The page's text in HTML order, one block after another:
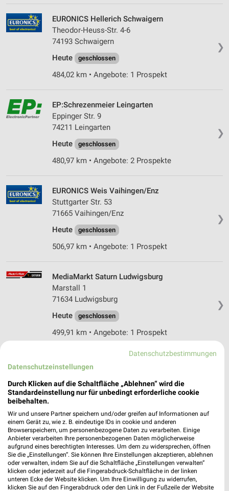
❯
EURONICS Hellerich Schwaigern
Theodor-Heuss-Str. 4-6
74193 Schwaigern
Heute
geschlossen
484,02 km • Angebote: 1 Prospekt
❯
EP:Schrezenmeier Leingarten
Eppinger Str. 9
74211 Leingarten
Heute
geschlossen
480,97 km • Angebote: 2 Prospekte
❯
EURONICS Weis Vaihingen/Enz
Stuttgarter Str. 53
71665 Vaihingen/Enz
Heute
geschlossen
506,97 km • Angebote: 1 Prospekt
❯
MediaMarkt Saturn Ludwigsburg
Marstall 1
71634 Ludwigsburg
Heute
geschlossen
499,91 km • Angebote: 1 Prospekt
Elektro Weiß GmbH Zaberfeld
Burgstr. 15
74374 Zaberfeld
Vorwerk Shop Heilbronn
Lohtorstraße 24
74072 Heilbronn
Heute geschlossen
476,70 km
Datenschutzbestimmungen
Datenschutzeinstellungen
Durch Klicken auf die Schaltfläche „Ablehnen“ wird die
Standardeinstellung nur für unbedingt erforderliche cookie
beibehalten.
Wir und unsere Partner speichern und/oder greifen auf Informationen auf
einem Gerät zu, wie z. B. eindeutige IDs in cookie und anderen
Browserspeichern, um personenbezogene Daten zu verarbeiten. Einige
Anbieter verarbeiten Ihre personenbezogenen Daten möglicherweise
aufgrund eines berechtigten Interesses. Um dem zu widersprechen, öffnen
Sie die „Einstellungen“. Sie können Ihre Einstellungen akzeptieren, ablehnen
oder verwalten, indem Sie auf die Schaltfläche „Einstellungen verwalten“
klicken oder jederzeit auf die Fingerabdruck-Schaltfläche in der linken
unteren Ecke der Website klicken. Um Ihre Einwilligung zu widerrufen,
klicken Sie auf den Fingerabdruck oder den Link in der Fußzeile der Website